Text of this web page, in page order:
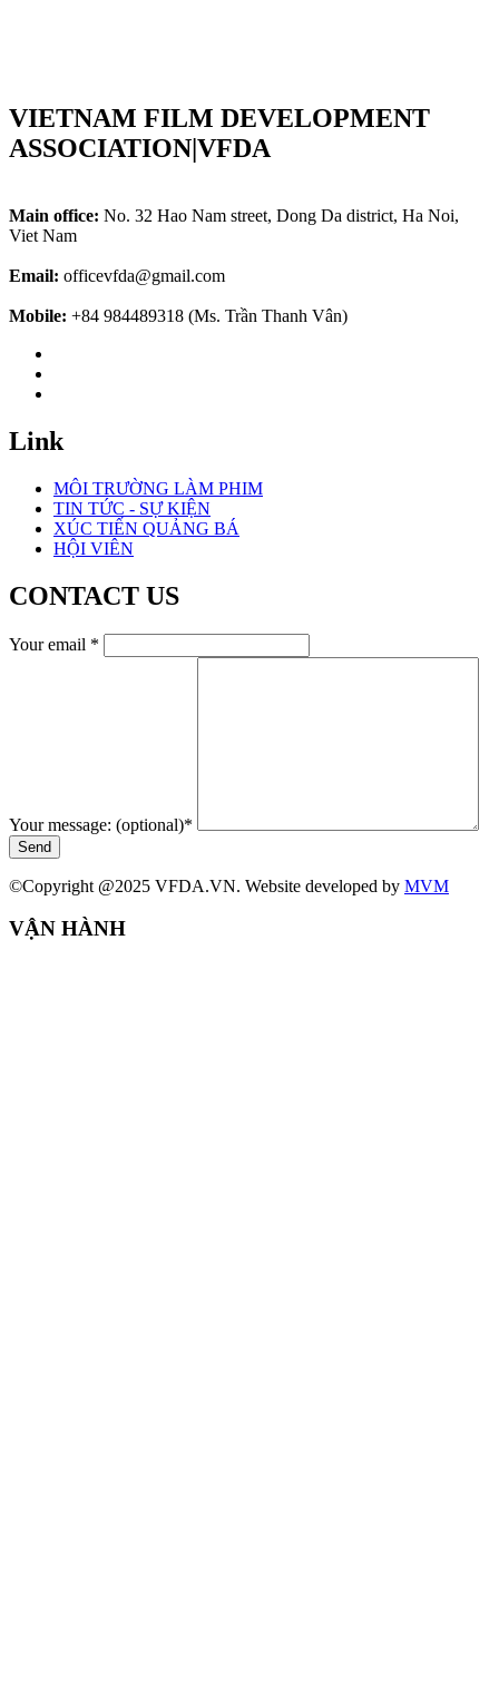
VIETNAM FILM DEVELOPMENT
ASSOCIATION|VFDA
Main office: No. 32 Hao Nam street, Dong Da district, Ha Noi,
Viet Nam
Email: officevfda@gmail.com
Mobile: +84 984489318 (Ms. Trần Thanh Vân)
Link
MÔI TRƯỜNG LÀM PHIM
TIN TỨC - SỰ KIỆN
XÚC TIẾN QUẢNG BÁ
HỘI VIÊN
CONTACT US
Your email *
Your message: (optional)*
Send
©Copyright @2025 VFDA.VN. Website developed by MVM
VẬN HÀNH